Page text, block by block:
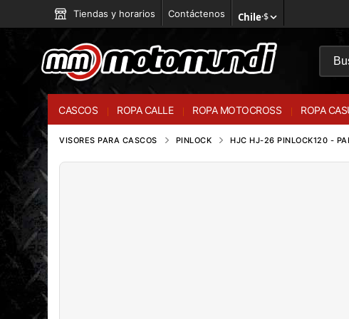
Tiendas y horarios Contáctenos Chile·$
CASCOS ROPA CALLE ROPA MOTOCROSS ROPA
VISORES PARA CASCOS PINLOCK HJC HJ-26 PINLOCK120 -